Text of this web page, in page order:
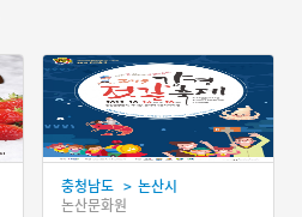
충청남도 > 논산시
논산문화원